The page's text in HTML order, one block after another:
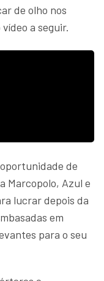
de olho nos
a seguir.
de
Marcopolo, Azul e
lucrar depois da
em
para o seu